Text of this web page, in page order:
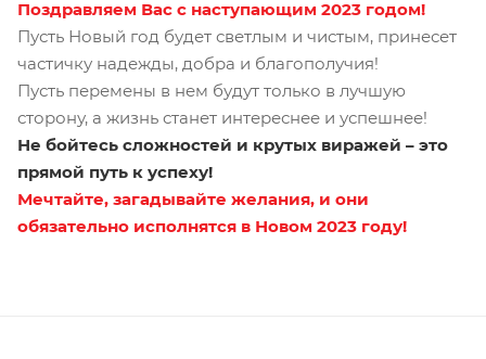
Поздравляем Вас с наступающим 2023 годом!
Пусть Новый год будет светлым и чистым, принесет
частичку надежды, добра и благополучия!
Пусть перемены в нем будут только в лучшую
сторону, а жизнь станет интереснее и успешнее!
Не бойтесь сложностей и крутых виражей – это
прямой путь к успеху!
Мечтайте, загадывайте желания, и они
обязательно исполнятся в Новом 2023 году!